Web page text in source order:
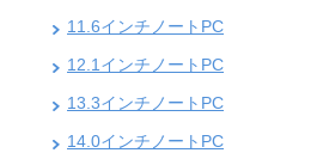
11.6インチノートPC
12.1インチノートPC
13.3インチノートPC
14.0インチノートPC